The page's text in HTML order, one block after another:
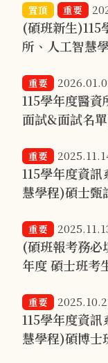
置頂 重要
(碩班新生)115
所、人工智慧
重要
115學年度醫
面試&面試名
重要
115學年度資
慧學程)碩士甄
重要
(碩班報考務必
年度 碩士班考
重要
115學年度資
慧學程)碩博士